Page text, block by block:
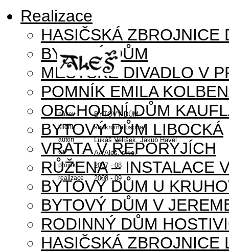
Realizace
HASIČSKÁ ZBROJNICE
BYTOVÝ DŮM
MĚSTSKÉ DIVADLO V
POMNÍK EMILA
OBCHODNÍ DŮM
BYTOVÝ DŮM LIBOCKÁ
VRATA V ŘEPORYJÍCH
RŮŽENA – INSTALACE
BYTOVÝ DŮM U
BYTOVÝ DŮM V
RODINNÝ DŮM
HASIČSKÁ ZBROJNICE
název BYTOVÝ DŮM
klient soukromá osoba
autoři Lukáš Velíšek, Jakub Havel
GP AA Aleš, s.r.o.
projekt 2007 - 08
realizace 2008 - 09